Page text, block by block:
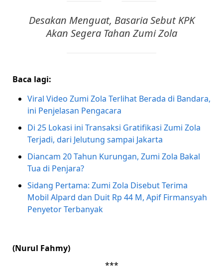
Desakan Menguat, Basaria Sebut KPK
Akan Segera Tahan Zumi Zola
Baca lagi:
Viral Video Zumi Zola Terlihat Berada di Bandara,
ini Penjelasan Pengacara
Di 25 Lokasi ini Transaksi Gratifikasi Zumi Zola
Terjadi, dari Jelutung sampai Jakarta
Diancam 20 Tahun Kurungan, Zumi Zola Bakal
Tua di Penjara?
Sidang Pertama: Zumi Zola Disebut Terima
Mobil Alpard dan Duit Rp 44 M, Apif Firmansyah
Penyetor Terbanyak
(Nurul Fahmy)
***